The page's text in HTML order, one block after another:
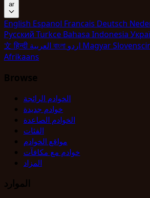
ar
English Espanol Francais Deutsch
Pyccкий Turkce Bahasa Indonesia
文हिन्दी বাংলা Magyar
Afrikaans
Browse
الخوادم الرائجة
خوادم جديدة
الخوادم الصاعدة
الفئات
مواقع الخوادم
خوادم مع مكافآت
المزاد
الموارد